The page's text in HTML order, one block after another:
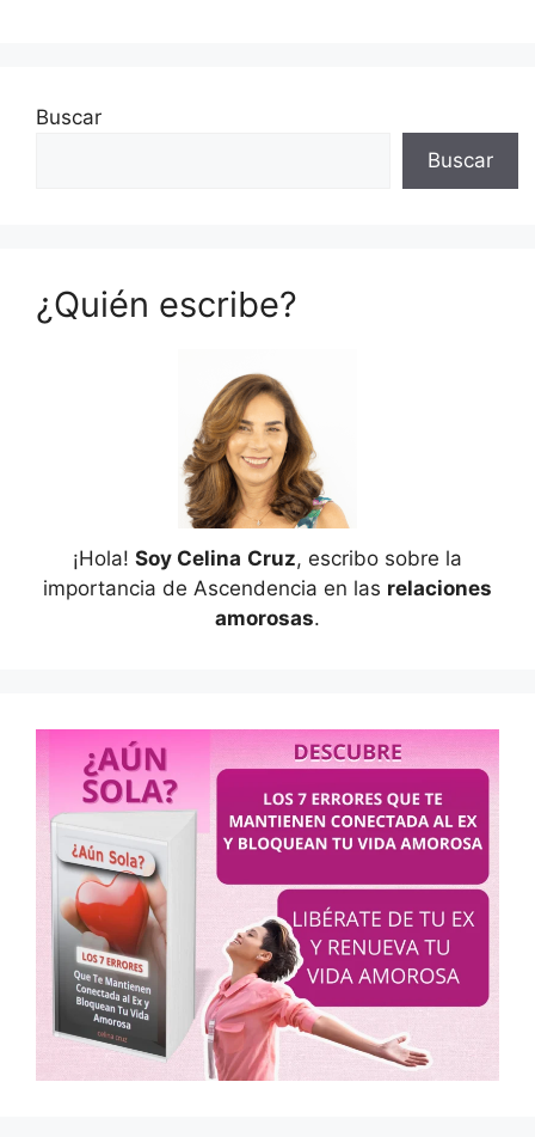
Buscar
Buscar
¿Quién escribe?
¡Hola! Soy Celina Cruz, escribo sobre la
importancia de Ascendencia en las relaciones
amorosas.